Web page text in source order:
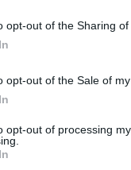
opt-out of the Sharing of
opt-out of the Sale of
opt-out of processing
Ekkora